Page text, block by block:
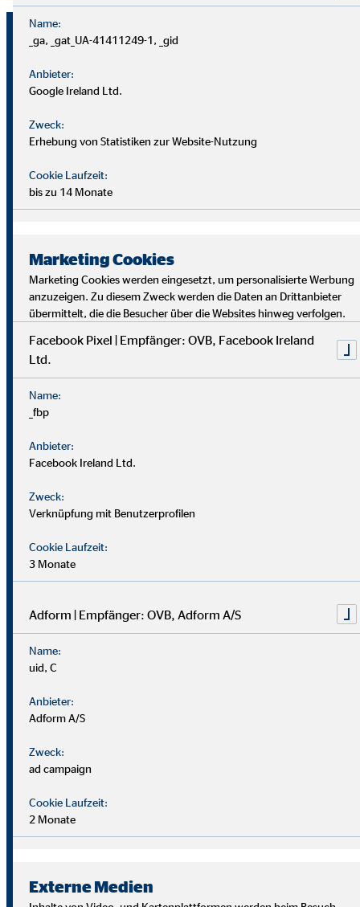
Bei uns findest du Sicherheit, Selbstbestimmung und
Flexibilität. Teamarbeit und Austausch stehen im
Mittelpunkt. Dein Alltag ist vielfältig, da jede*r Kund*in
individuelle Lösungen braucht. Als OVB-Berater*in
unterstützt du Kund*innen, die richtigen finanziellen
Entscheidungen zu treffen.
Wir suchen Persönlichkeiten mit Charakter, die aus dem
Du musst kein Finanzprofi sein – unsere Ausbildung bereitet
Name:
_ga, _gat_UA-41411249-1, _gid
Anbieter:
Google Ireland Ltd.
Zweck:
Erhebung von Statistiken zur Website-Nutzung
Cookie Laufzeit:
bis zu 14 Monate
Marketing Cookies
Marketing Cookies werden eingesetzt, um personalisierte Werbung
anzuzeigen. Zu diesem Zweck werden die Daten an Drittanbieter
übermittelt, die die Besucher über die Websites hinweg verfolgen.
Facebook Pixel | Empfänger: OVB, Facebook Ireland
Ltd.
Name:
_fbp
Anbieter:
Facebook Ireland Ltd.
Zweck:
Verknüpfung mit Benutzerprofilen
Cookie Laufzeit:
3 Monate
Adform | Empfänger: OVB, Adform A/S
Name:
uid, C
Anbieter:
Adform A/S
Zweck:
ad campaign
Cookie Laufzeit:
2 Monate
Externe Medien